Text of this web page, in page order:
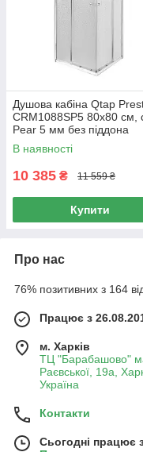
Душова кабіна Qtap
CRM1088SP5 80х80 см,
Pear 5 мм без піддона
В наявності
10 385 ₴ 11 559 ₴
Купити
Про нас
76% позитивних з 164
Працює з
м. Харків
ТЦ "Барабашово"
Раєвської, 19а,
Україна
Контакти
Сьогодні працює